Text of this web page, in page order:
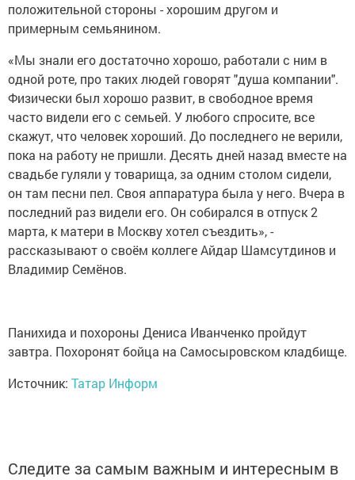
положительной стороны - хорошим другом и
примерным семьянином.
«Мы знали его достаточно хорошо, работали с ним в
одной роте, про таких людей говорят "душа компании".
Физически был хорошо развит, в свободное время
часто видели его с семьей. У любого спросите, все
скажут, что человек хороший. До последнего не верили,
пока на работу не пришли. Десять дней назад вместе на
свадьбе гуляли у товарища, за одним столом сидели,
он там песни пел. Своя аппаратура была у него. Вчера в
последний раз видели его. Он собирался в отпуск 2
марта, к матери в Москву хотел съездить», -
рассказывают о своём коллеге Айдар Шамсутдинов и
Владимир Семёнов.
Панихида и похороны Дениса Иванченко пройдут
завтра. Похоронят бойца на Самосыровском кладбище.
Источник: Татар Информ
Следите за самым важным и интересным в